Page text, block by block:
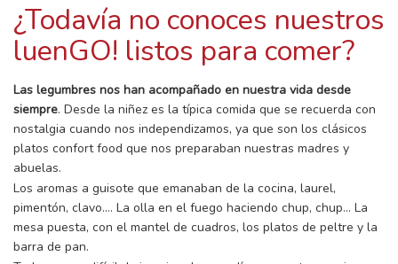
¿Todavía no conoces nuestros
luenGO! listos para comer?
Las legumbres nos han acompañado en nuestra vida desde
siempre. Desde la niñez es la típica comida que se recuerda con
nostalgia cuando nos independizamos, ya que son los clásicos
platos confort food que nos preparaban nuestras madres y
abuelas.
Los aromas a guisote que emanaban de la cocina, laurel,
pimentón, clavo…. La olla en el fuego haciendo chup, chup… La
mesa puesta, con el mantel de cuadros, los platos de peltre y la
barra de pan.